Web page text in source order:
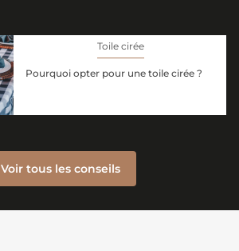
Toile cirée
Pourquoi opter pour une toile cirée ?
Voir tous les conseils